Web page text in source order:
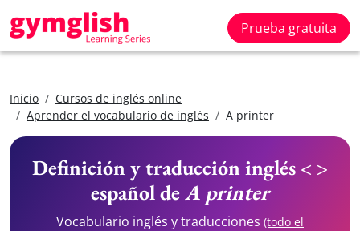
Prueba gratuita
Inicio
Cursos de inglés online
Aprender el vocabulario de inglés
A printer
Definición y traducción inglés < >
español deA printer
Vocabulario inglés y traducciones (todo el